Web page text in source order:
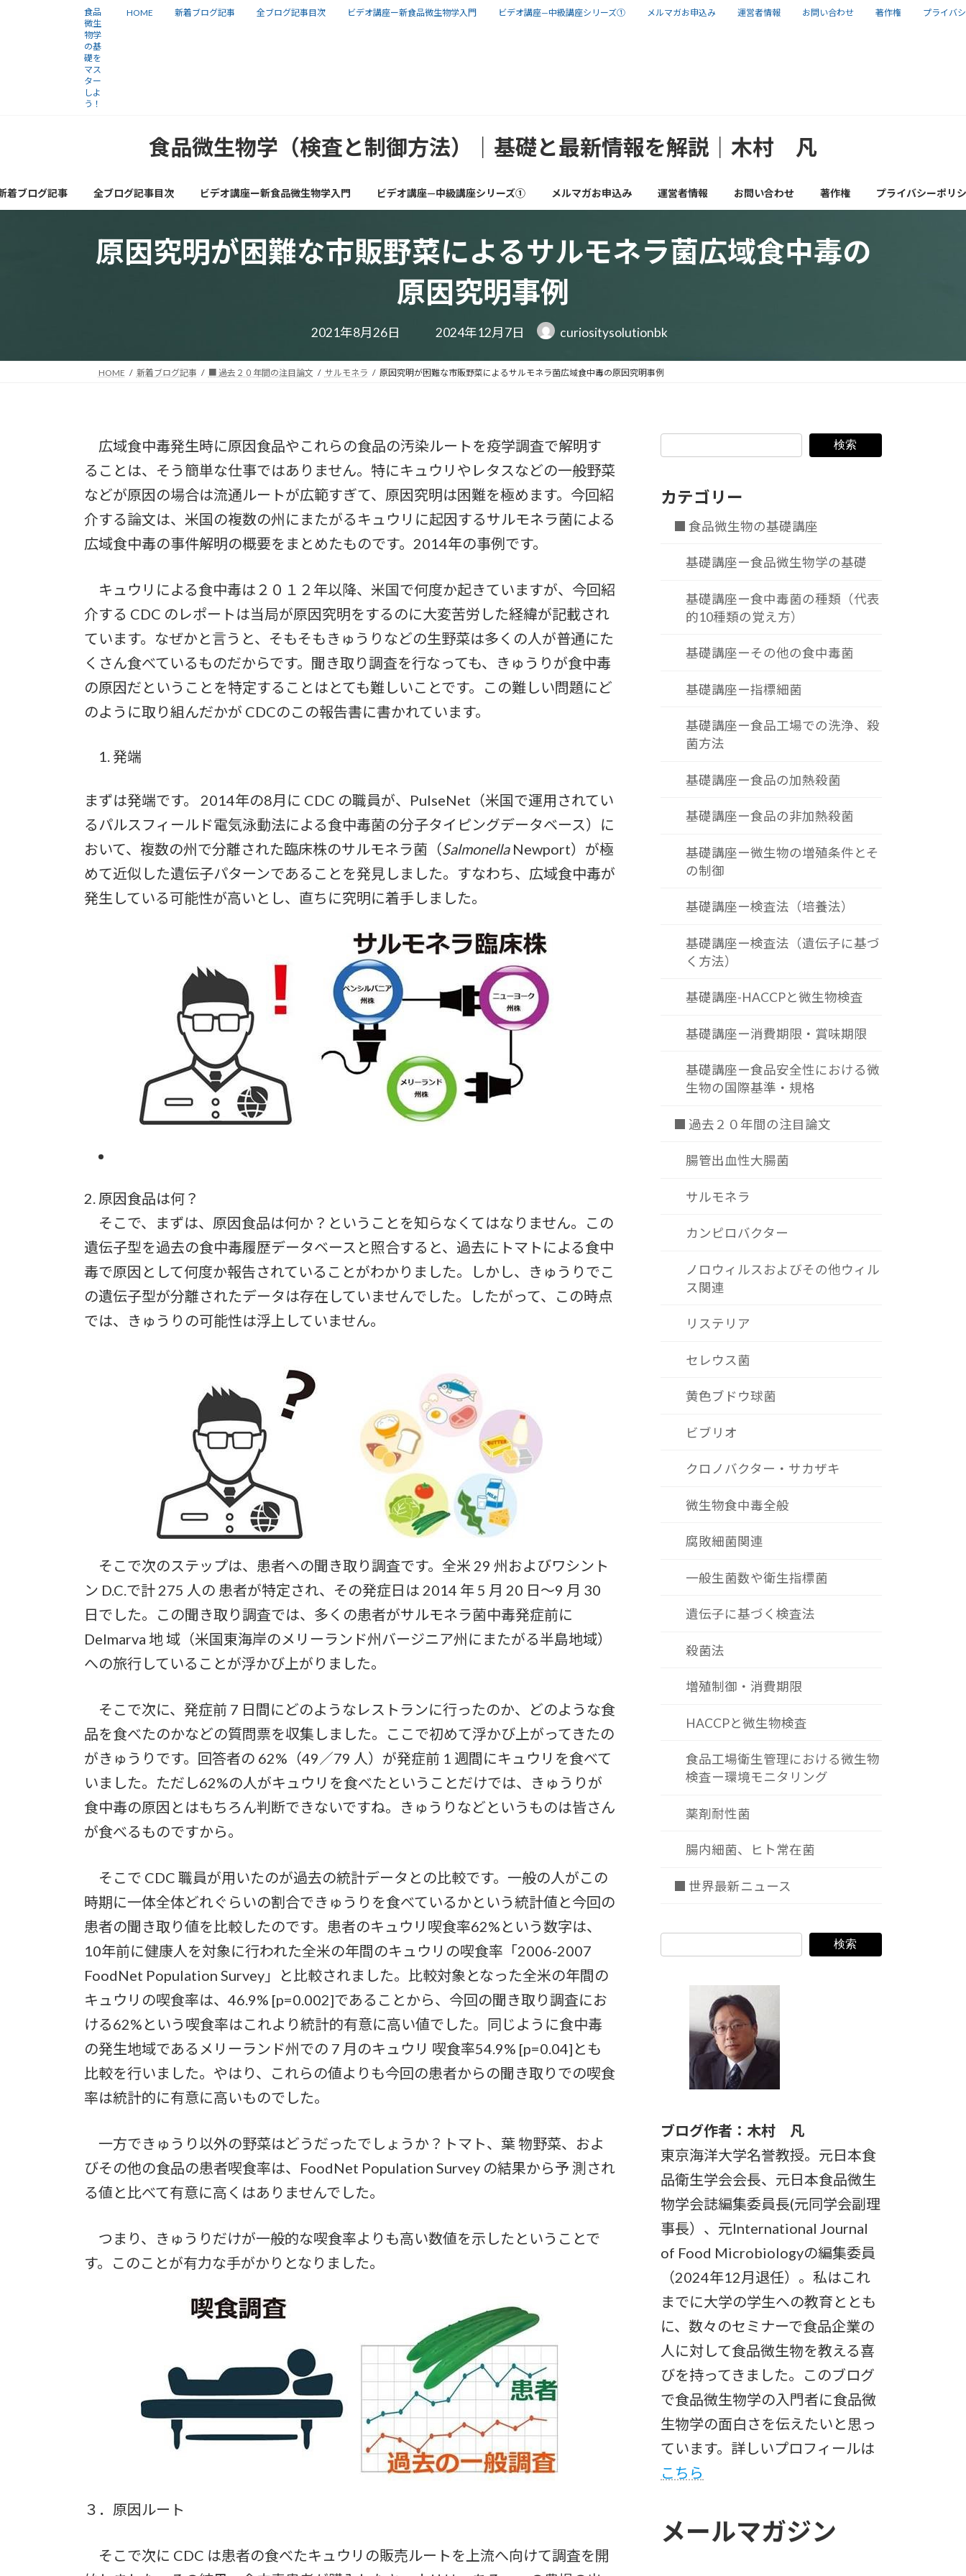
プ
動
食品
微生
物学
の基
礎を
マス
ター
しよ
う！
HOME 新着ブログ記事 全ブログ記事目次 ビデオ講座ー新食品微生物学入門 ビデオ講座—中級講座シリーズ① メルマガお申込み 運営者情報 お問い合わせ 著作権 プライバ
食品微生物学（検査と制御方法）｜基礎と最新情報を解説｜木村 凡
着ブログ記事 全ブログ記事目次 ビデオ講座ー新食品微生物学入門 ビデオ講座—中級講座シリーズ① メルマガお申込み 運営者情報 お問い合わせ 著作権 プライバシーポリ
原因究明が困難な市販野菜によるサルモネラ菌広域食中毒の
原因究明事例
2021年8月26日
最
終
新
日
2024年12月7日 curiositysolutionbk
HOME 新着ブログ記事 ■ 過去２０年間の注目論文 サルモネラ 原因究明が困難な市販野菜によるサルモネラ菌広域食中毒の原因究明事例
広域食中毒発生時に原因食品やこれらの食品の汚染ルートを疫学調査で解明す
ることは、そう簡単な仕事ではありません。特にキュウリやレタスなどの一般野菜
などが原因の場合は流通ルートが広範すぎて、原因究明は困難を極めます。今回紹
介する論文は、米国の複数の州にまたがるキュウリに起因するサルモネラ菌による
広域食中毒の事件解明の概要をまとめたものです。2014年の事例です。
キュウリによる食中毒は２０１２年以降、米国で何度か起きていますが、今回紹
介する CDC のレポートは当局が原因究明をするのに大変苦労した経緯が記載され
ています。なぜかと言うと、そもそもきゅうりなどの生野菜は多くの人が普通にた
くさん食べているものだからです。聞き取り調査を行なっても、きゅうりが食中毒
の原因だということを特定することはとても難しいことです。この難しい問題にど
のように取り組んだかが CDCのこの報告書に書かれています。
発端
まずは発端です。 2014年の8月に CDC の職員が、PulseNet（米国で運用されてい
るパルスフィールド電気泳動法による食中毒菌の分子タイピングデータベース）に
おいて、複数の州で分離された臨床株のサルモネラ菌（SalmonellaNewport）が極
めて近似した遺伝子パターンであることを発見しました。すなわち、広域食中毒が
発生している可能性が高いとし、直ちに究明に着手しました。
2. 原因食品は何？
そこで、まずは、原因食品は何か？ということを知らなくてはなりません。この
遺伝子型を過去の食中毒履歴データベースと照合すると、過去にトマトによる食中
毒で原因として何度か報告されていることがわかりました。しかし、きゅうりでこ
の遺伝子型が分離されたデータは存在していませんでした。したがって、この時点
では、きゅうりの可能性は浮上していません。
そこで次のステップは、患者への聞き取り調査です。全米 29 州およびワシント
ン D.C.で計 275 人の 患者が特定され、その発症日は 2014 年 5 月 20 日～9 月 30
日でした。この聞き取り調査では、多くの患者がサルモネラ菌中毒発症前に
Delmarva 地 域（米国東海岸のメリーランド州バージニア州にまたがる半島地域）
への旅行していることが浮かび上がりました。
そこで次に、発症前 7 日間にどのようなレストランに行ったのか、どのような食
品を食べたのかなどの質問票を収集しました。ここで初めて浮かび上がってきたの
がきゅうりです。回答者の 62%（49／79 人）が発症前 1 週間にキュウリを食べて
いました。ただし62%の人がキュウリを食べたということだけでは、きゅうりが
食中毒の原因とはもちろん判断できないですね。きゅうりなどというものは皆さん
が食べるものですから。
そこで CDC 職員が用いたのが過去の統計データとの比較です。一般の人がこの
時期に一体全体どれぐらいの割合できゅうりを食べているかという統計値と今回の
患者の聞き取り値を比較したのです。患者のキュウリ喫食率62%という数字は、
10年前に健康人を対象に行われた全米の年間のキュウリの喫食率「2006-2007
FoodNet Population Survey」と比較されました。比較対象となった全米の年間の
キュウリの喫食率は、46.9% [p=0.002]であることから、今回の聞き取り調査にお
ける62%という喫食率はこれより統計的有意に高い値でした。同じように食中毒
の発生地域であるメリーランド州での 7 月のキュウリ 喫食率54.9% [p=0.04]とも
比較を行いました。やはり、これらの値よりも今回の患者からの聞き取りでの喫食
率は統計的に有意に高いものでした。
一方できゅうり以外の野菜はどうだったでしょうか？トマト、葉 物野菜、およ
びその他の食品の患者喫食率は、FoodNet Population Survey の結果から予 測され
る値と比べて有意に高くはありませんでした。
つまり、きゅうりだけが一般的な喫食率よりも高い数値を示したということで
す。このことが有力な手がかりとなりました。
３．原因ルート
そこで次に CDC は患者の食べたキュウリの販売ルートを上流へ向けて調査を開
検索
カテゴリー
■ 食品微生物の基礎講座
基礎講座ー食品微生物学の基礎
基礎講座ー食中毒菌の種類（代表
的10種類の覚え方）
基礎講座ーその他の食中毒菌
基礎講座ー指標細菌
基礎講座ー食品工場での洗浄、殺
菌方法
基礎講座ー食品の加熱殺菌
基礎講座ー食品の非加熱殺菌
基礎講座ー微生物の増殖条件とそ
の制御
基礎講座ー検査法（培養法）
基礎講座ー検査法（遺伝子に基づ
く方法）
基礎講座-HACCPと微生物検査
基礎講座ー消費期限・賞味期限
基礎講座ー食品安全性における微
生物の国際基準・規格
■ 過去２０年間の注目論文
腸管出血性大腸菌
サルモネラ
カンピロバクター
ノロウィルスおよびその他ウィル
ス関連
リステリア
セレウス菌
黄色ブドウ球菌
ビブリオ
クロノバクター・サカザキ
微生物食中毒全般
腐敗細菌関連
一般生菌数や衛生指標菌
遺伝子に基づく検査法
殺菌法
増殖制御・消費期限
HACCPと微生物検査
食品工場衛生管理における微生物
検査ー環境モニタリング
薬剤耐性菌
腸内細菌、ヒト常在菌
■ 世界最新ニュース
検索
ブログ作者：木村 凡
東京海洋大学名誉教授。元日本食
品衛生学会会長、元日本食品微生
物学会誌編集委員長(元同学会副理
事長）、元International Journal
of Food Microbiologyの編集委員
（2024年12月退任）。私はこれ
までに大学の学生への教育ととも
に、数々のセミナーで食品企業の
人に対して食品微生物を教える喜
びを持ってきました。このブログ
で食品微生物学の入門者に食品微
生物学の面白さを伝えたいと思っ
ています。詳しいプロフィールは
こちら
メールマガジン